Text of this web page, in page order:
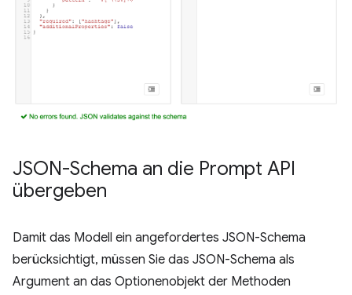
JSON-Schema an die Prompt API
übergeben
Damit das Modell ein angefordertes JSON-Schema
berücksichtigt, müssen Sie das JSON-Schema als
Argument an das Optionenobjekt der Methoden